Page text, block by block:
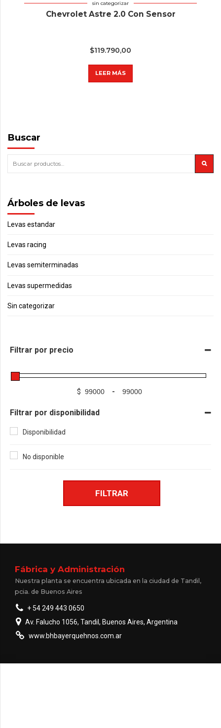
sin categorizar
Chevrolet Astre 2.0 Con Sensor
$119.790,00
LEER MÁS
Buscar
Árboles de levas
Levas estandar
Levas racing
Levas semiterminadas
Levas supermedidas
Sin categorizar
Filtrar por precio
$ -
Filtrar por disponibilidad
Disponibilidad
No disponible
FILTRAR
Fábrica y Administración
Nuestra planta se encuentra ubicada en la ciudad de Tandil,
pcia. de Buenos Aires
+ 54 249 443 0650
Av. Falucho 1056, Tandil, Buenos Aires, Argentina
www.bhbayerquehnos.com.ar